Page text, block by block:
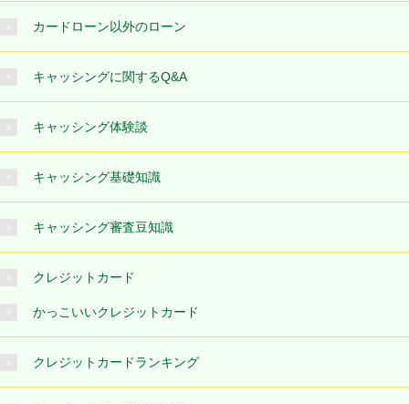
カードローン以外のローン
キャッシングに関するQ&A
キャッシング体験談
キャッシング基礎知識
キャッシング審査豆知識
クレジットカード
かっこいいクレジットカード
クレジットカードランキング